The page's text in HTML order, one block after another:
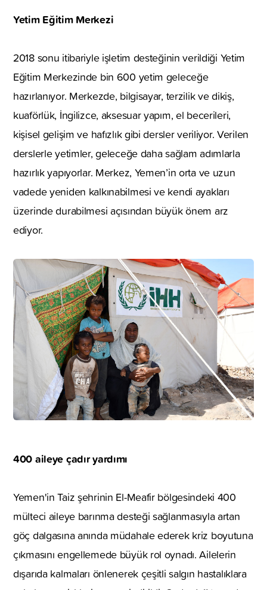
Yetim Eğitim Merkezi
2018 sonu itibariyle işletim desteğinin verildiği Yetim
Eğitim Merkezinde bin 600 yetim geleceğe
hazırlanıyor. Merkezde, bilgisayar, terzilik ve dikiş,
kuaförlük, İngilizce, aksesuar yapım, el becerileri,
kişisel gelişim ve hafızlık gibi dersler veriliyor. Verilen
derslerle yetimler, geleceğe daha sağlam adımlarla
hazırlık yapıyorlar. Merkez, Yemen’in orta ve uzun
vadede yeniden kalkınabilmesi ve kendi ayakları
üzerinde durabilmesi açısından büyük önem arz
ediyor.
400 aileye çadır yardımı
Yemen'in Taiz şehrinin El-Meafir bölgesindeki 400
mülteci aileye barınma desteği sağlanmasıyla artan
göç dalgasına anında müdahale ederek kriz boyutuna
çıkmasını engellemede büyük rol oynadı. Ailelerin
dışarıda kalmaları önlenerek çeşitli salgın hastalıklara